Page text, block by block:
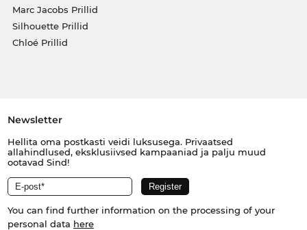
Marc Jacobs Prillid
Silhouette Prillid
Chloé Prillid
Newsletter
Hellita oma postkasti veidi luksusega. Privaatsed
allahindlused, eksklusiivsed kampaaniad ja palju muud
ootavad Sind!
You can find further information on the processing of your
personal data here